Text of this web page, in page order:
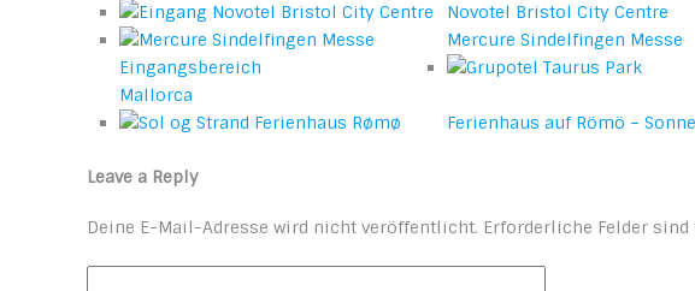
Novotel Bristol City Centre
Mercure Sindelfingen Messe
Mallorca
Ferienhaus auf Römö –
Leave a Reply
Deine E-Mail-Adresse wird nicht veröffentlicht. Erforderliche Felder